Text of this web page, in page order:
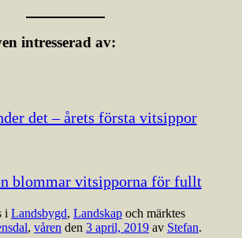
intresserad av:
det – årets första vitsippor
blommar vitsipporna för fullt
i Landsbygd, Landskap och märktes
, våren den 3 april, 2019 av Stefan.